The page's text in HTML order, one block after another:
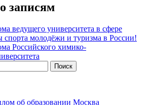
записям
ведущего университета в сфере
спорта молодёжи и туризма в России!
Российского химико-
об образовании Москва